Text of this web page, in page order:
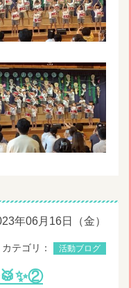
年06月16日（金）
カテゴリ： 活動ブログ